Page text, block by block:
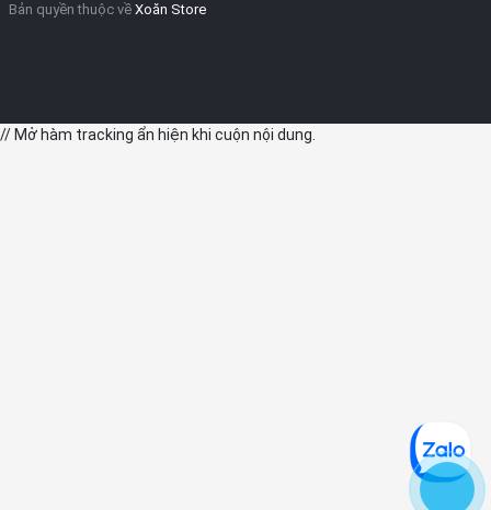
Bản quyền thuộc về Xoăn Store
// Mở hàm tracking ẩn hiện khi cuộn nội dung.